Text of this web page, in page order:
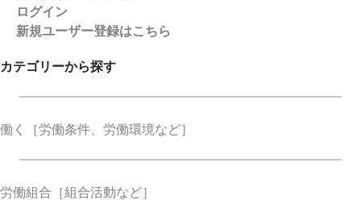
ログイン
新規ユーザー登録はこちら
カテゴリーから探す
働く ［労働条件、労働環境など］
労働組合 ［組合活動など］